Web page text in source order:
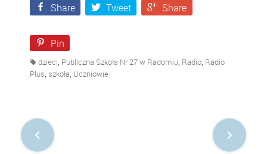
Share Tweet Share
Pin
dzieci, Publiczna Szkoła Nr 27 w Radomiu, Radio, Radio
Plus, szkoła, Uczniowie
Nawigacja